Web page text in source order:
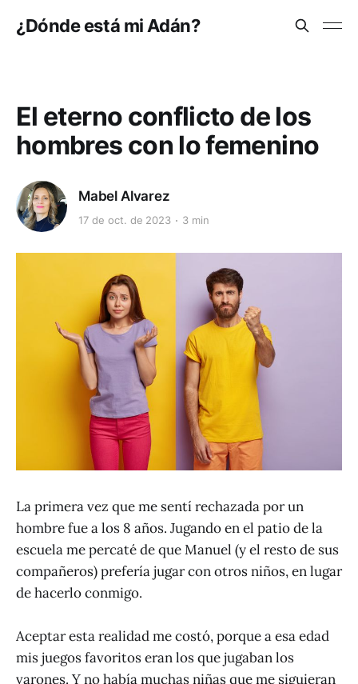
¿Dónde está mi Adán?
El eterno conflicto de los
hombres con lo femenino
Mabel Alvarez
17 de oct. de 2023 3 min
La primera vez que me sentí rechazada por un
hombre fue a los 8 años. Jugando en el patio de la
escuela me percaté de que Manuel (y el resto de sus
compañeros) prefería jugar con otros niños, en lugar
de hacerlo conmigo.
Aceptar esta realidad me costó, porque a esa edad
mis juegos favoritos eran los que jugaban los
varones. Y no había muchas niñas que me siguieran